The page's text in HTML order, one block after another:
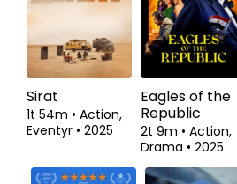
Sirat
1t 54m • Action,
Eventyr • 2025
Eagles of the
Republic
2t 9m • Action,
Drama • 2025